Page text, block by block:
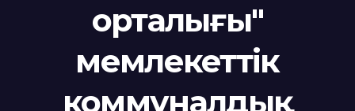
орталығы"
мемлекеттік
коммуналдық